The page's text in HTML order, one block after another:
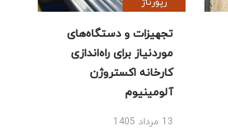
تجهیزات و دستگاه‌های
موردنیاز برای راه‌اندازی
کارخانه اکستروژن
آلومینیوم
13 مرداد 1405